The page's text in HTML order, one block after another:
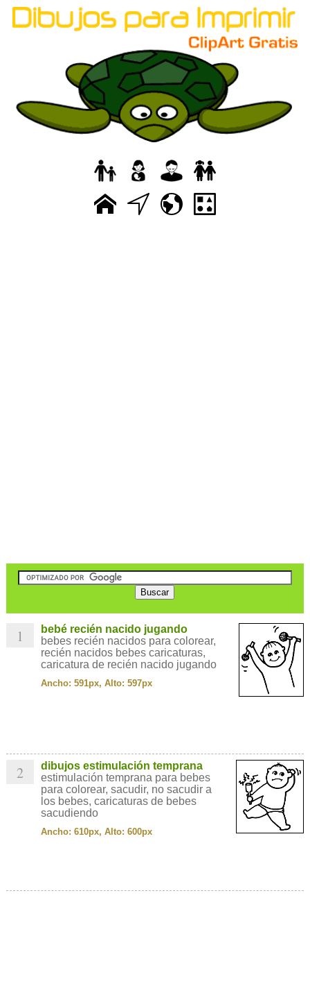
1
bebé recién nacido jugando
bebes recién nacidos para colorear,
recién nacidos bebes caricaturas,
caricatura de recién nacido jugando
Ancho: 591px, Alto: 597px
2
dibujos estimulación temprana
estimulación temprana para bebes
para colorear, sacudir, no sacudir a
los bebes, caricaturas de bebes
sacudiendo
Ancho: 610px, Alto: 600px